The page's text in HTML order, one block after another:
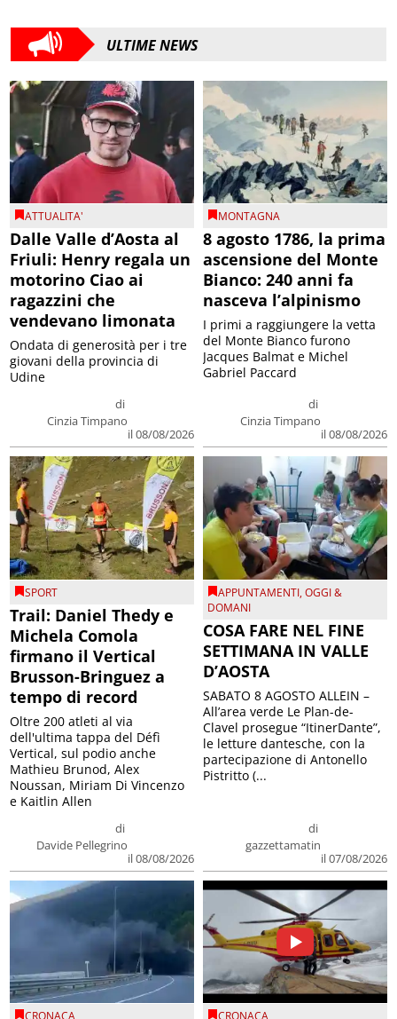
ULTIME NEWS
ATTUALITA'
Dalle Valle d’Aosta al
Friuli: Henry regala un
motorino Ciao ai
ragazzini che
vendevano limonata
di
Cinzia Timpano
il 08/08/2026
Ondata di generosità per i tre
giovani della provincia di
Udine
MONTAGNA
8 agosto 1786, la prima
ascensione del Monte
Bianco: 240 anni fa
nasceva l’alpinismo
di
Cinzia Timpano
il 08/08/2026
I primi a raggiungere la vetta
del Monte Bianco furono
Jacques Balmat e Michel
Gabriel Paccard
SPORT
Trail: Daniel Thedy e
Michela Comola
firmano il Vertical
Brusson-Bringuez a
tempo di record
di
Davide Pellegrino
il 08/08/2026
Oltre 200 atleti al via
dell'ultima tappa del Défì
Vertical, sul podio anche
Mathieu Brunod, Alex
Noussan, Miriam Di Vincenzo
e Kaitlin Allen
APPUNTAMENTI,OGGI &
DOMANI
COSA FARE NEL FINE
SETTIMANA IN VALLE
D’AOSTA
di
gazzettamatin
il 07/08/2026
SABATO 8 AGOSTO ALLEIN –
All’area verde Le Plan-de-
Clavel prosegue “ItinerDante”,
le letture dantesche, con la
partecipazione di Antonello
Pistritto (...